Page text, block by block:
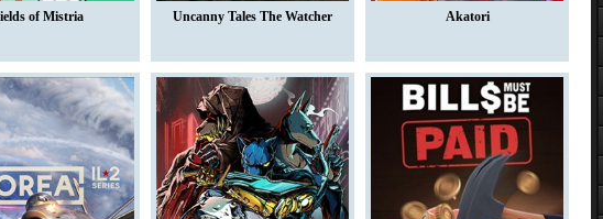
of Mistria Uncanny Tales The Watcher Akatori